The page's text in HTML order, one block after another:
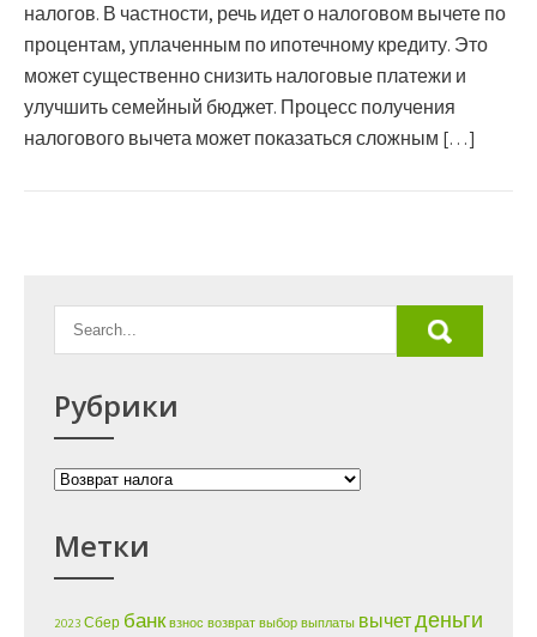
налогов. В частности, речь идет о налоговом вычете по
процентам, уплаченным по ипотечному кредиту. Это
может существенно снизить налоговые платежи и
улучшить семейный бюджет. Процесс получения
налогового вычета может показаться сложным […]
Рубрики
Рубрики
Метки
2023 Сбер банк взнос возврат выбор выплаты вычетденьги